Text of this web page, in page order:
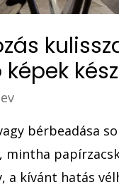
bérbeadása
a kívánt hatás